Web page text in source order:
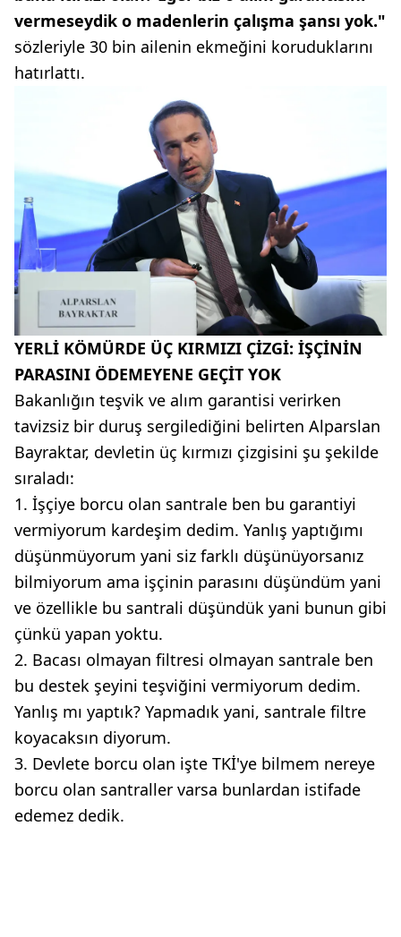
vermeseydik o madenlerin çalışma şansı yok."
sözleriyle 30 bin ailenin ekmeğini koruduklarını
hatırlattı.
YERLİ KÖMÜRDE ÜÇ KIRMIZI ÇİZGİ: İŞÇİNİN
PARASINI ÖDEMEYENE GEÇİT YOK
Bakanlığın teşvik ve alım garantisi verirken
tavizsiz bir duruş sergilediğini belirten Alparslan
Bayraktar, devletin üç kırmızı çizgisini şu şekilde
sıraladı:
1. İşçiye borcu olan santrale ben bu garantiyi
vermiyorum kardeşim dedim. Yanlış yaptığımı
düşünmüyorum yani siz farklı düşünüyorsanız
bilmiyorum ama işçinin parasını düşündüm yani
ve özellikle bu santrali düşündük yani bunun gibi
çünkü yapan yoktu.
2. Bacası olmayan filtresi olmayan santrale ben
bu destek şeyini teşviğini vermiyorum dedim.
Yanlış mı yaptık? Yapmadık yani, santrale filtre
koyacaksın diyorum.
3. Devlete borcu olan işte TKİ'ye bilmem nereye
borcu olan santraller varsa bunlardan istifade
edemez dedik.